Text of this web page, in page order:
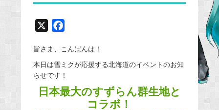
c
e
b
o
皆さま、こんばんは！
本日は雪ミクが応援する北海道のイベントのお知
らせです！
日本最大のすずらん群生地と
コラボ！